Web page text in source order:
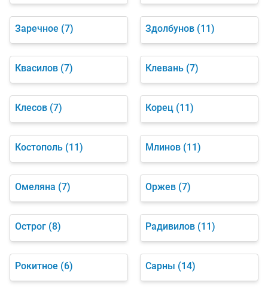
Заречное (7) Здолбунов (11)
Квасилов (7) Клевань (7)
Клесов (7) Корец (11)
Костополь (11) Млинов (11)
Омеляна (7) Оржев (7)
Острог (8) Радивилов (11)
Рокитное (6) Сарны (14)